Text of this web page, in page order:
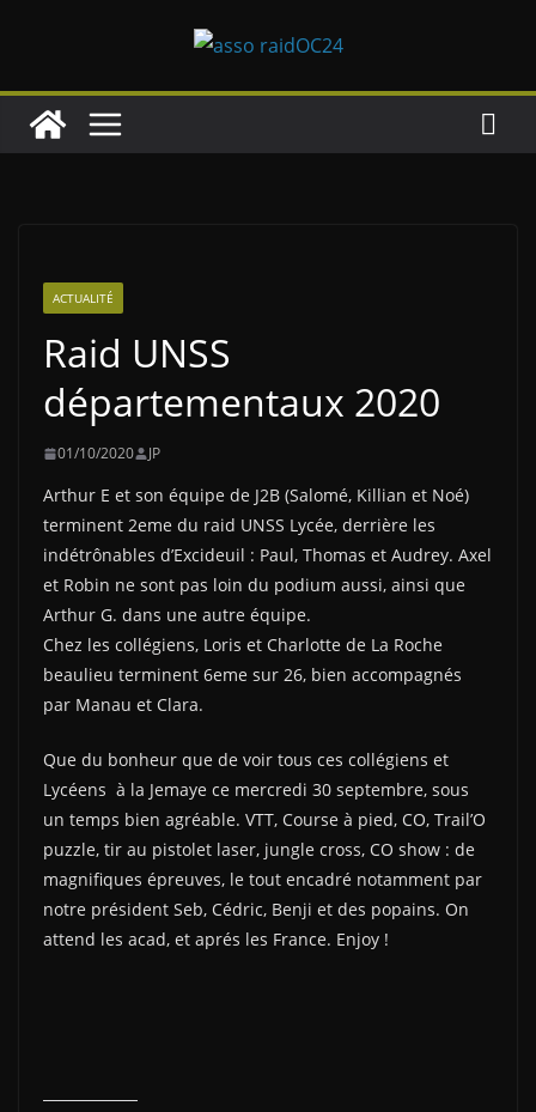
ACTUALITÉ
Raid UNSS
départementaux 2020
01/10/2020 JP
Arthur E et son équipe de J2B (Salomé, Killian et Noé)
terminent 2eme du raid UNSS Lycée, derrière les
indétrônables d’Excideuil : Paul, Thomas et Audrey. Axel
et Robin ne sont pas loin du podium aussi, ainsi que
Arthur G. dans une autre équipe.
Chez les collégiens, Loris et Charlotte de La Roche
beaulieu terminent 6eme sur 26, bien accompagnés
par Manau et Clara.
Que du bonheur que de voir tous ces collégiens et
Lycéens à la Jemaye ce mercredi 30 septembre, sous
un temps bien agréable. VTT, Course à pied, CO, Trail’O
puzzle, tir au pistolet laser, jungle cross, CO show : de
magnifiques épreuves, le tout encadré notamment par
notre président Seb, Cédric, Benji et des popains. On
attend les acad, et aprés les France. Enjoy !